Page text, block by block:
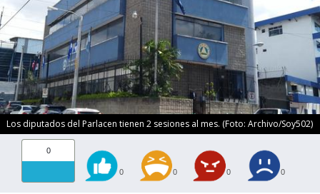
Los diputados del Parlacen tienen 2 sesiones al mes. (Foto: Archivo/Soy502)
0
0 0 0 0